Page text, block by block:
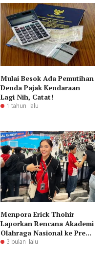
Mulai Besok Ada Pemutihan
Denda Pajak Kendaraan
Lagi Nih, Catat!
1 tahun lalu
Menpora Erick Thohir
Laporkan Rencana Akademi
Olahraga Nasional ke Pre...
3 bulan lalu